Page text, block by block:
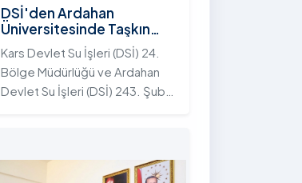
DSİ'den Ardahan
Üniversitesinde Taşkın
Koruma Projesi: İstifli Taş
Tahkimatı Çalışmaları
Tamamlandı
Kars Devlet Su İşleri (DSİ) 24.
Bölge Müdürlüğü ve Ardahan
Devlet Su İşleri (DSİ) 243. Şube
Üniversitesi yerleşkesinde